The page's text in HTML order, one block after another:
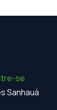
se
Sanhauá